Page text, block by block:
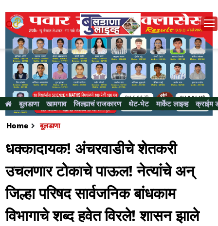
बुलडाणा खामगाव जिल्ह्याचं राजकारण थेट-भेट मार्केट लाइव्ह क्राईम
Home बुलडाणा
धक्कादायक! अंचरवाडीचे शेतकरी
उचलणार टोकाचे पाऊल! नेत्यांचे अन्
जिल्हा परिषद सार्वजनिक बांधकाम
विभागाचे शब्द हवेत विरले! शासन झाले